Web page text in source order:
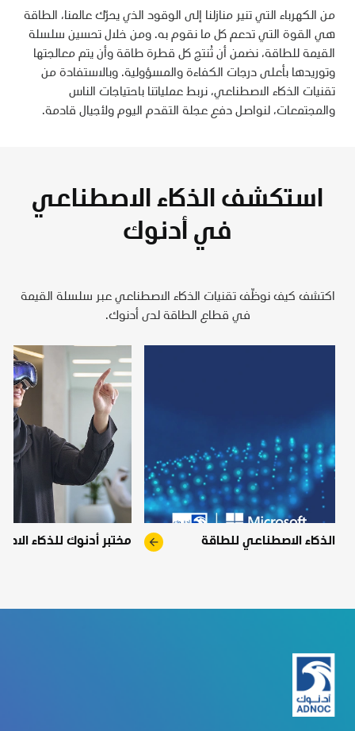
من الكهرباء التي تنير منازلنا إلى الوقود الذي يحرّك عالمنا، الطاقة
هي القوة التي تدعم كل ما نقوم به. ومن خلال تحسين سلسلة
القيمة للطاقة، نضمن أن تُنتج كل قطرة طاقة وأن يتم معالجتها
وتوريدها بأعلى درجات الكفاءة والمسؤولية. وبالاستفادة من
تقنيات الذكاء الاصطناعي، نربط عملياتنا باحتياجات الناس
والمجتمعات، لنواصل دفع عجلة التقدم اليوم ولأجيال قادمة.
استكشف الذكاء الاصطناعي
في أدنوك
اكتشف كيف نوظّف تقنيات الذكاء الاصطناعي عبر سلسلة القيمة
في قطاع الطاقة لدى أدنوك.
الذكاء الاصطناعي للطاقة arrow_forward مختبر أدنوك للذكاء